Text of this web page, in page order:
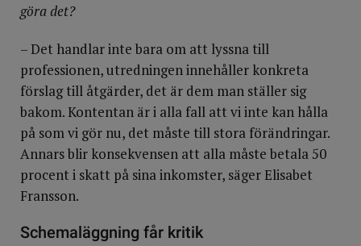
göra det?
– Det handlar inte bara om att lyssna till
professionen, utredningen innehåller konkreta
förslag till åtgärder, det är dem man ställer sig
bakom. Kontentan är i alla fall att vi inte kan hålla
på som vi gör nu, det måste till stora förändringar.
Annars blir konsekvensen att alla måste betala 50
procent i skatt på sina inkomster, säger Elisabet
Fransson.
Schemaläggning får kritik